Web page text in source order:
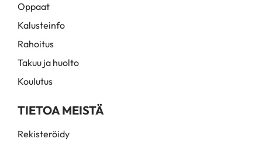
Oppaat
Kalusteinfo
Rahoitus
Takuu ja huolto
Koulutus
TIETOA MEISTÄ
Rekisteröidy